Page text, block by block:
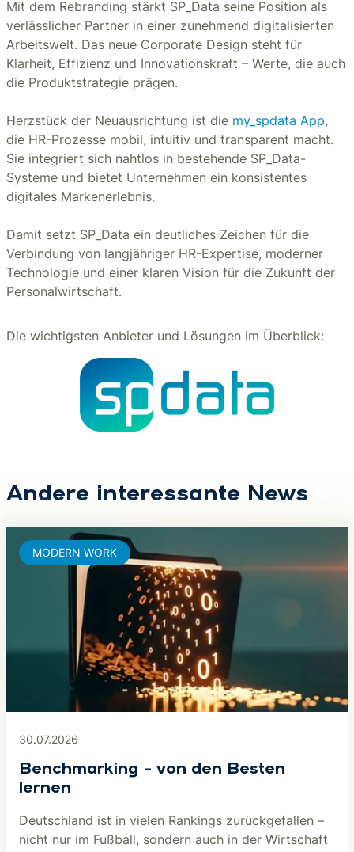
Mit dem Rebranding stärkt SP_Data seine Position als
verlässlicher Partner in einer zunehmend digitalisierten
Arbeitswelt. Das neue Corporate Design steht für
Klarheit, Effizienz und Innovationskraft – Werte, die auch
die Produktstrategie prägen.
Herzstück der Neuausrichtung ist die my_spdata App,
die HR-Prozesse mobil, intuitiv und transparent macht.
Sie integriert sich nahtlos in bestehende SP_Data-
Systeme und bietet Unternehmen ein konsistentes
digitales Markenerlebnis.
Damit setzt SP_Data ein deutliches Zeichen für die
Verbindung von langjähriger HR-Expertise, moderner
Technologie und einer klaren Vision für die Zukunft der
Personalwirtschaft.
Die wichtigsten Anbieter und Lösungen im Überblick:
Andere interessante News
30.07.2026
Benchmarking – von den Besten
lernen
Deutschland ist in vielen Rankings zurückgefallen –
nicht nur im Fußball, sondern auch in der Wirtschaft
MODERN WORK